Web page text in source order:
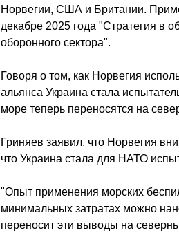
Норвегии, США и Британии.
декабре 2025 года "Стратегия в
оборонного сектора".
Говоря о том, как Норвегия
альянса Украина стала
море теперь переносятся на
Гриняев заявил, что Норвегия
что Украина стала для НАТО
"Опыт применения морских
минимальных затратах можно
переносит эти выводы на